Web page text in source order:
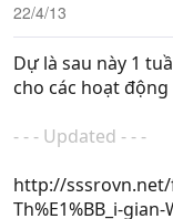
22/4/13
Dự là sau này 1
cho các hoạt động
- - - Updated - - -
http://
Th%E1%BB_i-gian-